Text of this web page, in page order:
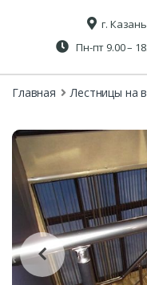
г.
Пн-пт 9.00 –
Главная Лестницы на